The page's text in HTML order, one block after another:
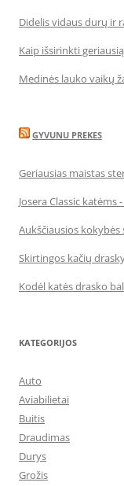
Didelis vidaus durų ir
Kaip išsirinkti
Medinės lauko vaikų
GYVUNU PREKES
Geriausias maistas
Josera Classic
Aukščiausios kokybės
Skirtingos kačių
Kodėl katės drasko
KATEGORIJOS
Auto
Aviabilietai
Buitis
Draudimas
Durys
Grožis